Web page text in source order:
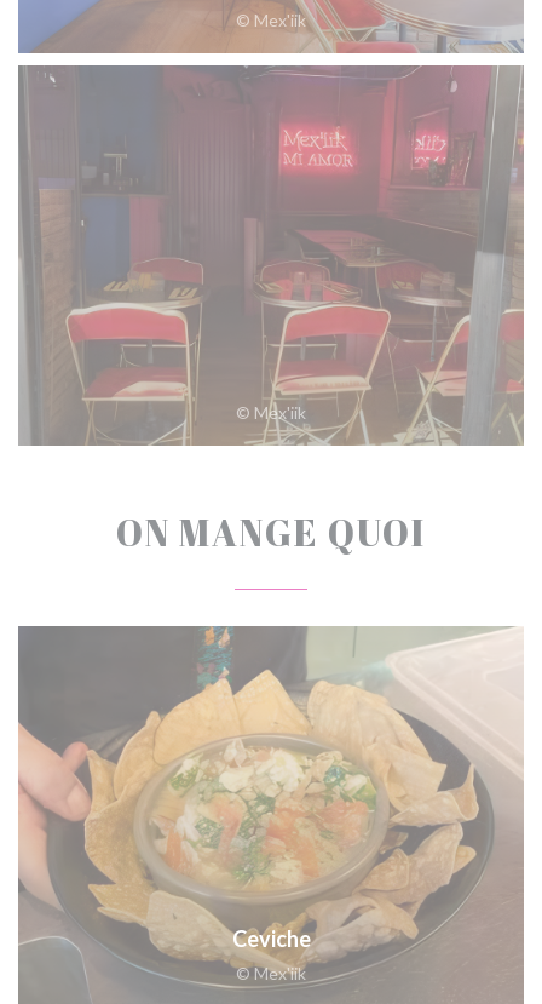
© Mex'iik
© Mex'iik
ON MANGE QUOI
Ceviche
© Mex'iik